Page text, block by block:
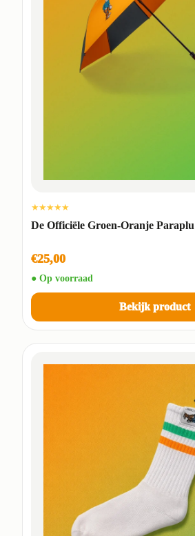
★★★★★
De Officiële Groen-Oranje Paraplu
€25,00
● Op voorraad
Bekijk product